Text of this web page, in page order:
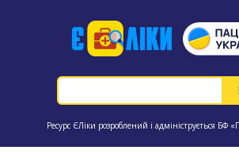
Ресурс ЄЛіки розроблений і адмініструється БФ